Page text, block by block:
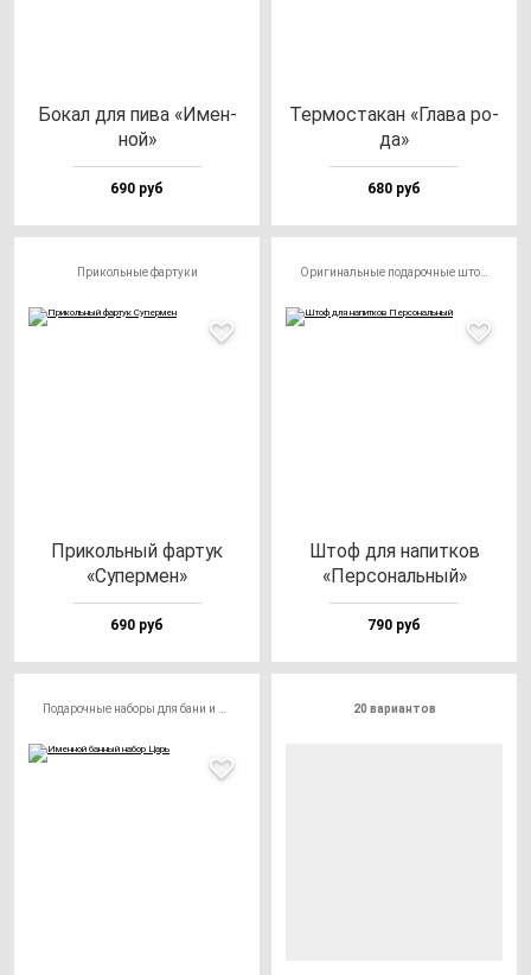
Бокал для пи­ва «Имен­
ной»
690 руб
Тер­мос­та­кан «Гла­ва ро­
да»
680 руб
Прикольные фартуки
При­коль­ный фар­тук
«Супер­мен»
690 руб
Штоф для на­пит­ков
«Пер­со­наль­ный»
790 руб
20 вариантов